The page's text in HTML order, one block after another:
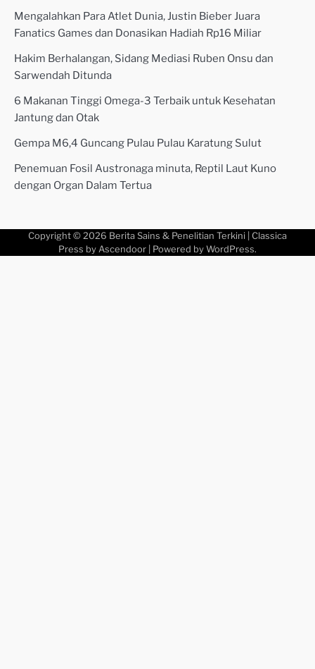
Mengalahkan Para Atlet Dunia, Justin Bieber Juara
Fanatics Games dan Donasikan Hadiah Rp16 Miliar
Hakim Berhalangan, Sidang Mediasi Ruben Onsu dan
Sarwendah Ditunda
6 Makanan Tinggi Omega-3 Terbaik untuk Kesehatan
Jantung dan Otak
Gempa M6,4 Guncang Pulau Pulau Karatung Sulut
Penemuan Fosil Austronaga minuta, Reptil Laut Kuno
dengan Organ Dalam Tertua
Copyright © 2026 Berita Sains & Penelitian Terkini | Classica
Press by Ascendoor | Powered by WordPress.